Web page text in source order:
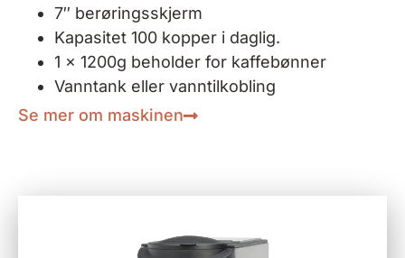
7″ berøringsskjerm
Kapasitet 100 kopper i daglig.
1 x 1200g beholder for kaffebønner
Vanntank eller vanntilkobling
Se mer om maskinen